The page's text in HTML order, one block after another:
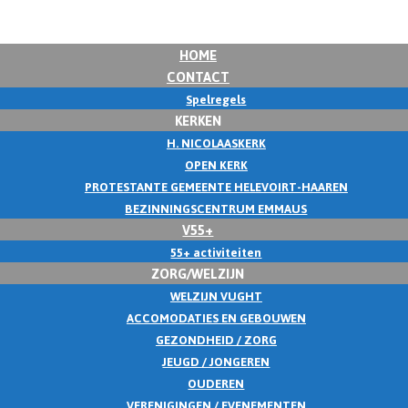
HOME
CONTACT
Spelregels
KERKEN
H. NICOLAASKERK
OPEN KERK
PROTESTANTE GEMEENTE HELEVOIRT-HAAREN
BEZINNINGSCENTRUM EMMAUS
V55+
55+ activiteiten
ZORG/WELZIJN
WELZIJN VUGHT
ACCOMODATIES EN GEBOUWEN
GEZONDHEID / ZORG
JEUGD / JONGEREN
OUDEREN